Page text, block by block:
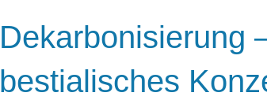
Dekarbonisierung
bestialisches